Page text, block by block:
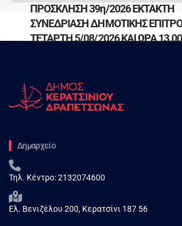
ΠΡΟΣΚΛΗΣΗ 39η/2026 ΕΚΤΑΚΤΗ
ΣΥΝΕΔΡΙΑΣΗ ΔΗΜΟΤΙΚΗΣ
ΤΕΤΑΡΤΗ 5/08/2026 ΚΑΙ ΩΡΑ 13.00
Δημαρχείο
Τηλ. Κέντρο:2132074600
Ελ. Βενιζέλου 200, Κερατσίνι 187 56